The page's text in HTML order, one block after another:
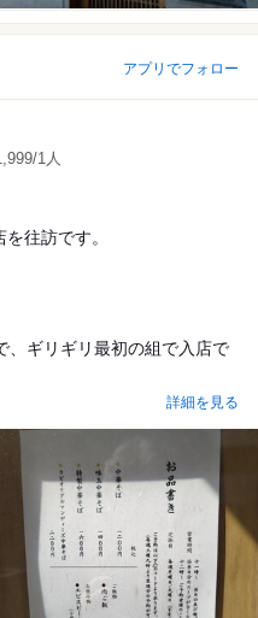
アプリでフォロー
1人
往訪です。
、ギリギリ最初の組で入店で
詳細を見る